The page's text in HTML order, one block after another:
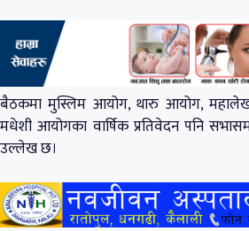
बैठकमा मुस्लिम आयोग, थारु आयोग,
मधेशी आयोगका वार्षिक प्रतिवेदन पनि
उल्लेख छ।